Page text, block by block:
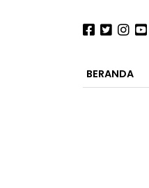
BERANDA